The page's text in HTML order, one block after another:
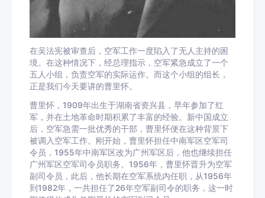
在吴法宪被审查后，空军工作一度陷入了无人主持的困
境。在这种情况下，经总理指示，空军紧急成立了一个
五人小组，负责空军的实际运作。而这个小组的组长，
正是我们今天要讲的曹里怀。
曹里怀，1909年出生于湖南省资兴县，早年参加了红
军，并在土地革命时期积累了丰富的经验。新中国成立
后，空军急需一批优秀的干部，曹里怀便在这种背景下
被调入空军工作。刚开始，曹里怀担任中南军区空军司
令员，1955年中南军区改为广州军区后，他也继续担任
广州军区空军司令员职务。1956年，曹里怀晋升为空军
副司令员，此后，他长期在空军系统内任职，从1956年
到1982年，一共担任了26年空军副司令的职务，这一时